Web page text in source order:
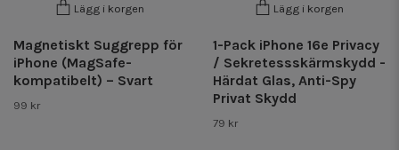
Lägg i korgen
Magnetiskt Suggrepp för
iPhone (MagSafe-
kompatibelt) – Svart
99 kr
Lägg i korgen
1-Pack iPhone 16e Privacy
/ Sekretessskärmskydd -
Härdat Glas, Anti-Spy
Privat Skydd
79 kr